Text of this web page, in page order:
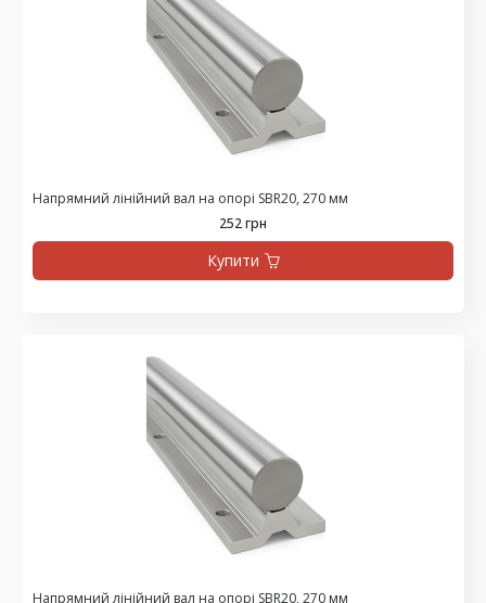
Напрямний лінійний вал на опорі SBR20, 270 мм
252 грн
Купити
Напрямний лінійний вал на опорі SBR20, 270 мм